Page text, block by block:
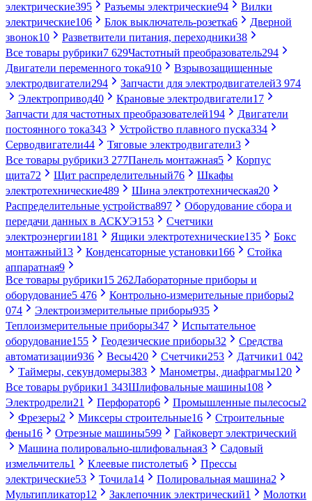
электрические395 Разъемы электрические94
Вилки
электрические106 Блок выключатель-розетка6
Дверной
звонок10 Разветвители питания, переходники38
Все товары рубрики7 629Частотный преобразователь294
Двигатели переменного тока910
Взрывозащищенные
электродвигатели294 Запчасти для электродвигателей3 974
Электропривод40 Крановые электродвигатели17
Запчасти для частотных преобразователей194
Двигатели
постоянного тока343 Устройство плавного пуска334
Серводвигатели44 Тяговые электродвигатели3
Все товары рубрики3 277Панель монтажная5
Корпус
щита72 Щит распределительный76
Шкафы
электротехнические489 Шина электротехническая20
Распределительные устройства897
Оборудование сбора и
передачи данных в АСКУЭ153
Счетчики
электроэнергии181 Ящики электротехнические135
Бокс
монтажный13 Конденсаторные установки166
Стойка
аппаратная9
Все товары рубрики15 262Лабораторные приборы и
оборудование5 476 Контрольно-измерительные приборы2
074
Электроизмерительные приборы935
Теплоизмерительные приборы347
Испытательное
оборудование155 Геодезические приборы32
Средства
автоматизации936 Весы420 Счетчики253 Датчики1 042
Таймеры, секундомеры383 Манометры, диафрагмы120
Все товары рубрики1 343Шлифовальные машины108
Электродрели21 Перфоратор6 Промышленные пылесосы2
Фрезеры2 Миксеры строительные16
Строительные
фены16 Отрезные машины599
Гайковерт электрический
Машина полировально-шлифовальная3
Садовый
измельчитель1 Клеевые пистолеты6
Прессы
электрические53 Точила14 Полировальная машина2
Мультипликатор12 Заклепочник электрический1
Молотки